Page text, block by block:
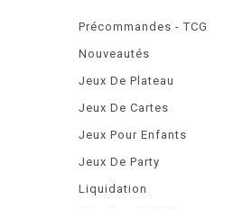
Précommandes - TCG
Nouveautés
Jeux De Plateau
Jeux De Cartes
Jeux Pour Enfants
Jeux De Party
Liquidation